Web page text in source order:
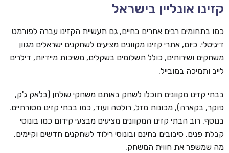
קזינו אונליין בישראל
כמו בתחומים רבים אחרים בחיים, גם תעשיית הקזינו עברה לפורמט
דיגיטלי. כיום, אתרי קזינו מקוונים מציעים לשחקנים ישראלים מגוון
משחקים ושירותים, כולל תשלומים בשקלים, משיכות מיידיות, דילרים
לייב ותמיכה במובייל.
בבתי קזינו מקוונים תוכלו לשחק באותם משחקי שולחן (בלאק ג'ק,
פוקר, בקארה), מכונות מזל, רולטה ועוד, כמו בבתי קזינו מסורתיים.
בנוסף, רוב הבתי קזינו המקוונים מציעים מבצעי קידום כמו בונוסי
קבלת פנים, סיבובים בחינם ובונוסי רילוד לשחקנים חדשים וקיימים,
מה שמשפר את חווית המשחק.